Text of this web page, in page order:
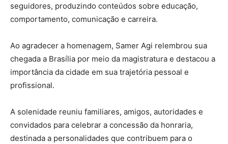
seguidores, produzindo conteúdos sobre educação,
comportamento, comunicação e carreira.
Ao agradecer a homenagem, Samer Agi relembrou sua
chegada a Brasília por meio da magistratura e destacou a
importância da cidade em sua trajetória pessoal e
profissional.
A solenidade reuniu familiares, amigos, autoridades e
convidados para celebrar a concessão da honraria,
destinada a personalidades que contribuem para o